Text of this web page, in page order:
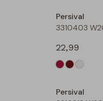
Persival
22,99
Persival